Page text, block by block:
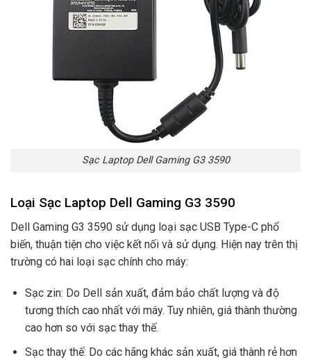
Sạc Laptop Dell Gaming G3 3590
Loại Sạc Laptop Dell Gaming G3 3590
Dell Gaming G3 3590 sử dụng loại sạc USB Type-C phổ
biến, thuận tiện cho việc kết nối và sử dụng. Hiện nay trên thị
trường có hai loại sạc chính cho máy:
Sạc zin: Do Dell sản xuất, đảm bảo chất lượng và độ
tương thích cao nhất với máy. Tuy nhiên, giá thành thường
cao hơn so với sạc thay thế.
Sạc thay thế: Do các hãng khác sản xuất, giá thành rẻ hơn